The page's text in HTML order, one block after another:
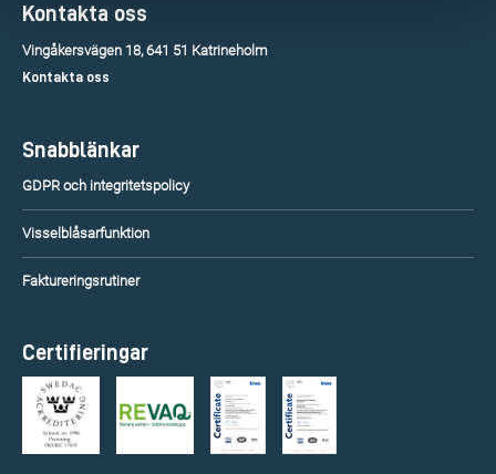
Kontakta oss
Vingåkersvägen 18, 641 51 Katrineholm
Kontakta oss
Snabblänkar
GDPR och integritetspolicy
Visselblåsarfunktion
Faktureringsrutiner
Certifieringar